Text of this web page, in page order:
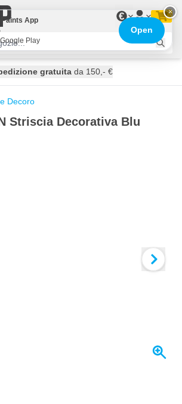
€
spedito oggi
gratuita da 150,- €
100 giorni
Decoro
Striscia Decorativa Blu
image
×
App
Play
Open